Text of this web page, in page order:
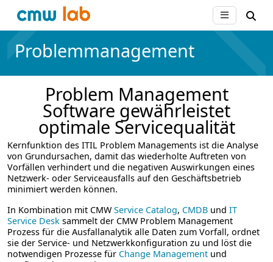
Problemmanagement
Problem Management
Software gewährleistet
optimale Servicequalität
Kernfunktion des ITIL Problem Managements ist die Analyse
von Grundursachen, damit das wiederholte Auftreten von
Vorfällen verhindert und die negativen Auswirkungen eines
Netzwerk- oder Serviceausfalls auf den Geschäftsbetrieb
minimiert werden können.
In Kombination mit CMW Service Catalog, CMDB und IT
Service Desk sammelt der CMW Problem Management
Prozess für die Ausfallanalytik alle Daten zum Vorfall, ordnet
sie der Service- und Netzwerkkonfiguration zu und löst die
notwendigen Prozesse für Change Management und